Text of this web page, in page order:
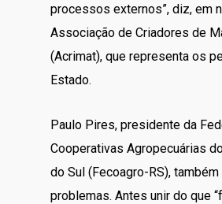
processos externos”, diz, em
Associação de Criadores de
(Acrimat), que representa os
Estado.
Paulo Pires, presidente da
Cooperativas Agropecuárias
do Sul (Fecoagro-RS), também
problemas. Antes unir do que